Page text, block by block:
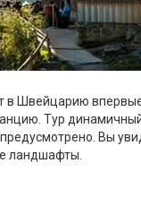
в Швейцарию
Тур
Вы
ландшафты.